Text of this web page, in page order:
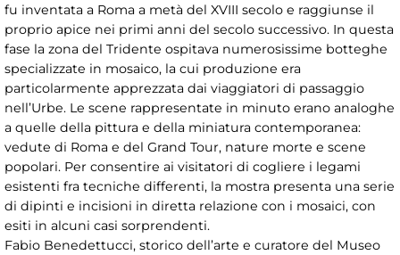
fu inventata a Roma a metà del XVIII secolo e raggiunse il
proprio apice nei primi anni del secolo successivo. In questa
fase la zona del Tridente ospitava numerosissime botteghe
specializzate in mosaico, la cui produzione era
particolarmente apprezzata dai viaggiatori di passaggio
nell’Urbe. Le scene rappresentate in minuto erano analoghe
a quelle della pittura e della miniatura contemporanea:
vedute di Roma e del Grand Tour, nature morte e scene
popolari. Per consentire ai visitatori di cogliere i legami
esistenti fra tecniche differenti, la mostra presenta una serie
di dipinti e incisioni in diretta relazione con i mosaici, con
esiti in alcuni casi sorprendenti.
Fabio Benedettucci, storico dell’arte e curatore del Museo